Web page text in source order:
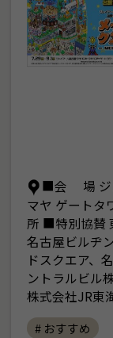
■会 場 ジ
マヤ ゲートタ
所 ■特別協賛
名古屋ビルヂ
ドスクエア、
ントラルビル
株式会社JR東
# おすすめ